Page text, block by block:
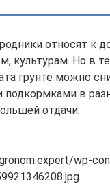
относят к
культурам. Но в
грунте можно
подкормками в
отдачи.
wp-